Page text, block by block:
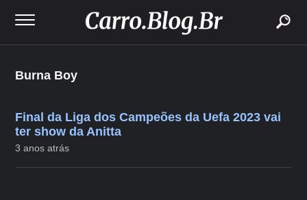
Burna Boy
Final da Liga dos Campeões da Uefa 2023 vai
ter show da Anitta
3 anos atrás